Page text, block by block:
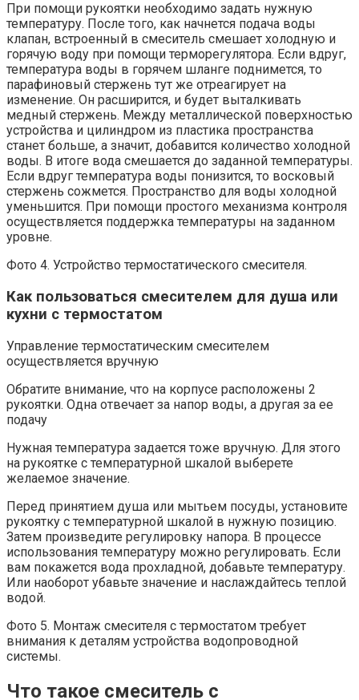
При помощи рукоятки необходимо задать нужную
температуру. После того, как начнется подача воды
клапан, встроенный в смеситель смешает холодную и
горячую воду при помощи терморегулятора. Если вдруг,
температура воды в горячем шланге поднимется, то
парафиновый стержень тут же отреагирует на
изменение. Он расширится, и будет выталкивать
медный стержень. Между металлической поверхностью
устройства и цилиндром из пластика пространства
станет больше, а значит, добавится количество холодной
воды. В итоге вода смешается до заданной температуры.
Если вдруг температура воды понизится, то восковый
стержень сожмется. Пространство для воды холодной
уменьшится. При помощи простого механизма контроля
осуществляется поддержка температуры на заданном
уровне.
Фото 4. Устройство термостатического смесителя.
Как пользоваться смесителем для душа или
кухни с термостатом
Управление термостатическим смесителем
осуществляется вручную
Обратите внимание, что на корпусе расположены 2
рукоятки. Одна отвечает за напор воды, а другая за ее
подачу
Нужная температура задается тоже вручную. Для этого
на рукоятке с температурной шкалой выберете
желаемое значение.
Перед принятием душа или мытьем посуды, установите
рукоятку с температурной шкалой в нужную позицию.
Затем произведите регулировку напора. В процессе
использования температуру можно регулировать. Если
вам покажется вода прохладной, добавьте температуру.
Или наоборот убавьте значение и наслаждайтесь теплой
водой.
Фото 5. Монтаж смесителя с термостатом требует
внимания к деталям устройства водопроводной
системы.
Что такое смеситель с